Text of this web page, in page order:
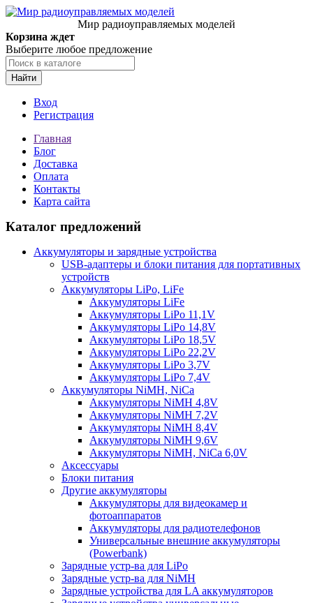
Мир радиоуправляемых моделей
Корзина ждет
Выберите любое предложение
Найти
Вход
Регистрация
Главная
Блог
Доставка
Оплата
Контакты
Карта сайта
Каталог предложений
Аккумуляторы и зарядные устройства
USB-адаптеры и блоки питания для портативных
устройств
Аккумуляторы LiPo, LiFe
Аккумуляторы LiFe
Аккумуляторы LiPo 11,1V
Аккумуляторы LiPo 14,8V
Аккумуляторы LiPo 18,5V
Аккумуляторы LiPo 22,2V
Аккумуляторы LiPo 3,7V
Аккумуляторы LiPo 7,4V
Аккумуляторы NiMH, NiCa
Аккумуляторы NiMH 4,8V
Аккумуляторы NiMH 7,2V
Аккумуляторы NiMH 8,4V
Аккумуляторы NiMH 9,6V
Аккумуляторы NiMH, NiCa 6,0V
Аксессуары
Блоки питания
Другие аккумуляторы
Аккумуляторы для видеокамер и
фотоаппаратов
Аккумуляторы для радиотелефонов
Универсальные внешние аккумуляторы
(Powerbank)
Зарядные устр-ва для LiPo
Зарядные устр-ва для NiMH
Зарядные устройства для LA аккумуляторов